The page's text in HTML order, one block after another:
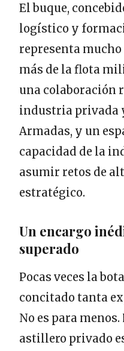
El buque,
logístico y
representa mucho
más de la flota
una colaboración
industria privada
Armadas, y un
capacidad de la
asumir retos de
estratégico.
Un encargo
superado
Pocas veces la
concitado tanta
No es para
astillero privado